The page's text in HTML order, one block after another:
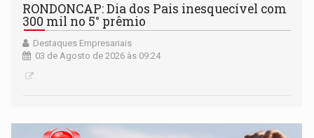
RONDONCAP: Dia dos Pais inesquecível com
300 mil no 5° prêmio
Destaques Empresariais
03 de Agosto de 2026 às 09:24